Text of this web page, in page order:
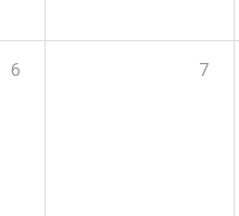
6 7